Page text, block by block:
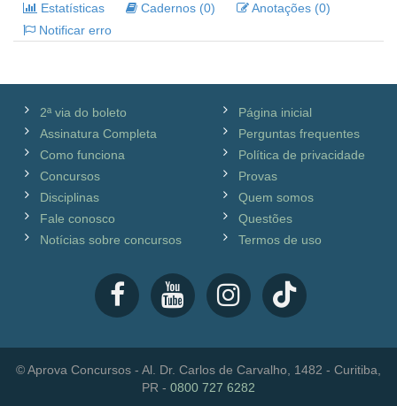
Estatísticas
Cadernos (0)
Anotações (0)
Notificar erro
2ª via do boleto
Assinatura Completa
Como funciona
Concursos
Disciplinas
Fale conosco
Notícias sobre concursos
Página inicial
Perguntas frequentes
Política de privacidade
Provas
Quem somos
Questões
Termos de uso
© Aprova Concursos - Al. Dr. Carlos de Carvalho, 1482 - Curitiba,
PR - 0800 727 6282